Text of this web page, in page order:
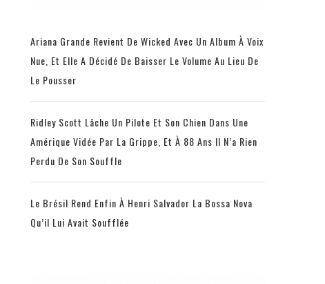
Ariana Grande Revient De Wicked Avec Un Album À Voix
Nue, Et Elle A Décidé De Baisser Le Volume Au Lieu De
Le Pousser
Ridley Scott Lâche Un Pilote Et Son Chien Dans Une
Amérique Vidée Par La Grippe, Et À 88 Ans Il N’a Rien
Perdu De Son Souffle
Le Brésil Rend Enfin À Henri Salvador La Bossa Nova
Qu’il Lui Avait Soufflée